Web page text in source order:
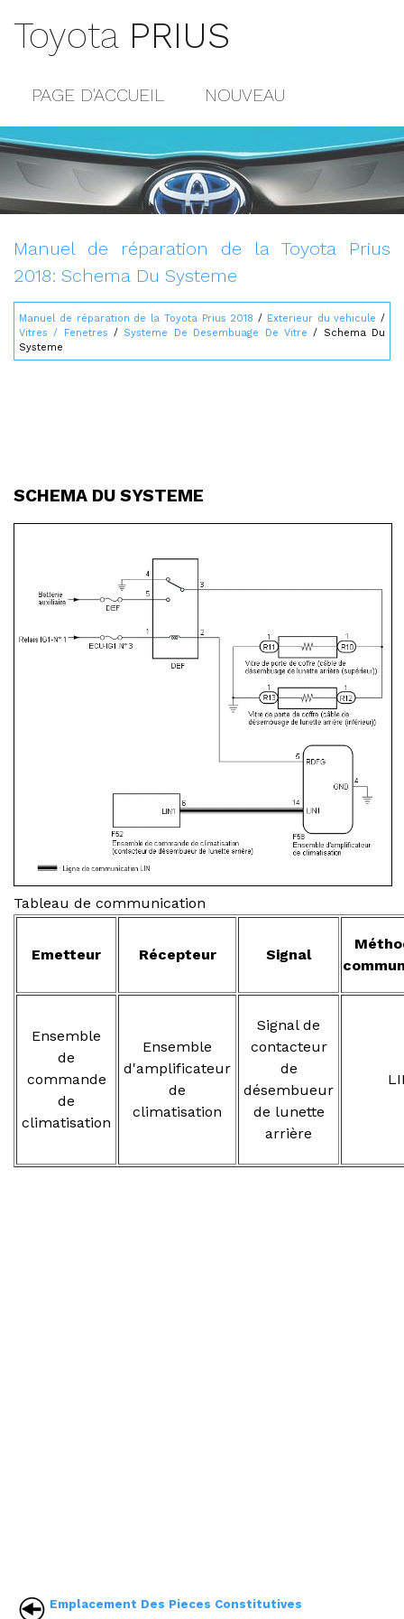
Toyota PRIUS
PAGE D'ACCUEIL NOUVEAU
POPULAIRE
CONTACTS
Manuel de réparation de la Toyota Prius
2018: Schema Du Systeme
Manuel de réparation de la Toyota Prius 2018 / Exterieur du vehicule /
Vitres / Fenetres / Systeme De Desembuage De Vitre / Schema Du
Systeme
SCHEMA DU SYSTEME
Tableau de communication
Emetteur Récepteur Signal
Ensemble
de
commande
de
climatisation
Ensemble
d'amplificateur
de
climatisation
Signal de
contacteur
de
désembueur
de lunette
arrière
Emplacement Des Pieces Constitutives